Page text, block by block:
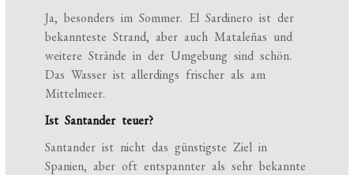
Ja, besonders im Sommer. El Sardinero ist der
bekannteste Strand, aber auch Mataleñas und
weitere Strände in der Umgebung sind schön.
Das Wasser ist allerdings frischer als am
Mittelmeer.
Ist Santander teuer?
Santander ist nicht das günstigste Ziel in
Spanien, aber oft entspannter als sehr bekannte